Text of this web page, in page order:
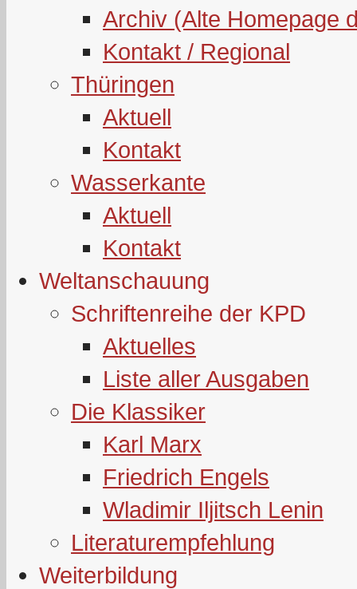
Archiv (Alte Homepage
Kontakt / Regional
Thüringen
Aktuell
Kontakt
Wasserkante
Aktuell
Kontakt
Weltanschauung
Schriftenreihe der KPD
Aktuelles
Liste aller Ausgaben
Die Klassiker
Karl Marx
Friedrich Engels
Wladimir Iljitsch Lenin
Literaturempfehlung
Weiterbildung